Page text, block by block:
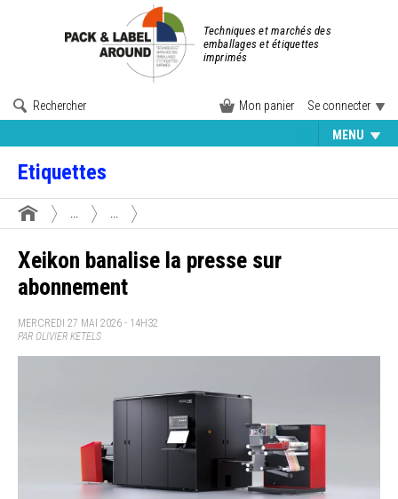
Techniques et marchés des
emballages et étiquettes
imprimés
Rechercher Mon panier Se connecter
MENU
Etiquettes
Xeikon banalise la presse sur
abonnement
MERCREDI 27 MAI 2026 - 14H32
PAR OLIVIER KETELS